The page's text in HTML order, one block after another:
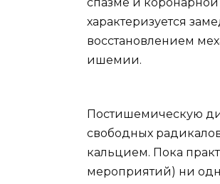
характеризуется
восстановлением
ишемии.
Постишемическую
свободных
кальцием. Пока
мероприятий) ни